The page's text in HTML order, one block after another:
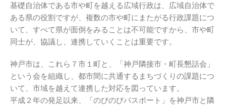
基礎自治体である市や町を越える広域行政は、広域自治体で
ある県の役割ですが、複数の市や町にまたがる行政課題につ
いて、すべて県が面倒をみることは不可能ですから、市や町
同士が、協議し、連携していくことは重要です。
神戸市は、これら７市１町と、「神戸隣接市・町長懇話会」
という会を組織し、都市間に共通するまちづくりの課題につ
いて、市域を越えて連携した対応を図っています。
平成２年の発足以来、「のびのびパスポート」を神戸市と隣